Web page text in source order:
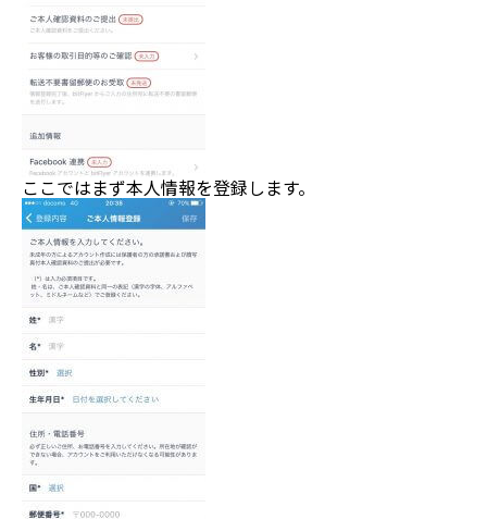
ここではまず本人情報を登録します。